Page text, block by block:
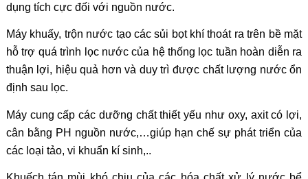
dụng tích cực đối với nguồn nước.
Máy khuấy, trộn nước tạo các sủi bọt khí thoát ra trên bề mặt
hỗ trợ quá trình lọc nước của hệ thống lọc tuần hoàn diễn ra
thuận lợi, hiệu quả hơn và duy trì được chất lượng nước ổn
định sau lọc.
Máy cung cấp các dưỡng chất thiết yếu như oxy, axit có lợi,
cân bằng PH nguồn nước,…giúp hạn chế sự phát triển của
các loại tảo, vi khuẩn kí sinh,..